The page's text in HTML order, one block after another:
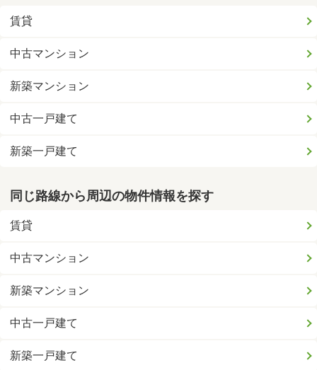
賃貸
中古マンション
新築マンション
中古一戸建て
新築一戸建て
同じ路線から周辺の物件情報を探す
賃貸
中古マンション
新築マンション
中古一戸建て
新築一戸建て